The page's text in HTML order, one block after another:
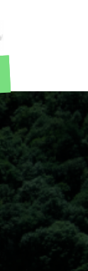
· "Kiss Me